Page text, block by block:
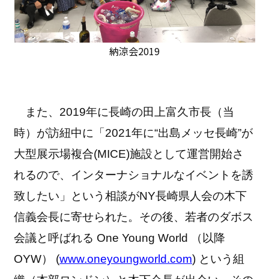
納涼会2019
また、2019年に長崎の田上富久市長（当
時）が訪紐中に「2021年に“出島メッセ長崎”が
大型展示場複合(MICE)施設として運営開始さ
れるので、インターナショナルなイベントを誘
致したい」という相談がNY長崎県人会の木下
信義会長に寄せられた。その後、若者のダボス
会議と呼ばれる One Young World （以降
OYW） (www.oneyoungworld.com) という組